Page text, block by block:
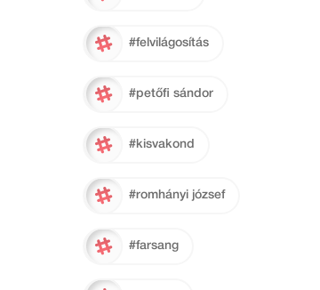
#felvilágosítás
#petőfi sándor
#kisvakond
#romhányi józsef
#farsang